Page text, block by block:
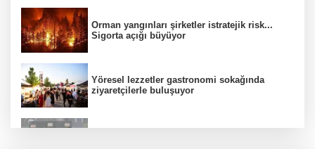
Orman yangınları şirketler istratejik risk...
Sigorta açığı büyüyor
Yöresel lezzetler gastronomi sokağında
ziyaretçilerle buluşuyor